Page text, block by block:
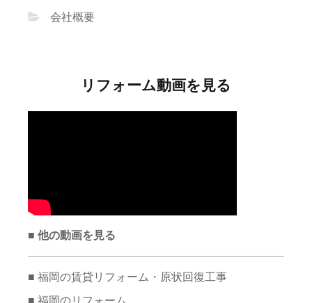
会社概要
リフォーム動画を見る
■ 他の動画を見る
■ 福岡の賃貸リフォーム・原状回復工事
■ 福岡のリフォーム